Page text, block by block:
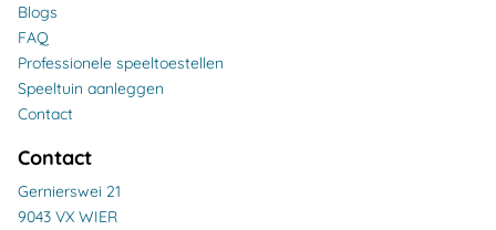
Blogs
FAQ
Professionele speeltoestellen
Speeltuin aanleggen
Contact
Contact
Gernierswei 21
9043 VX WIER